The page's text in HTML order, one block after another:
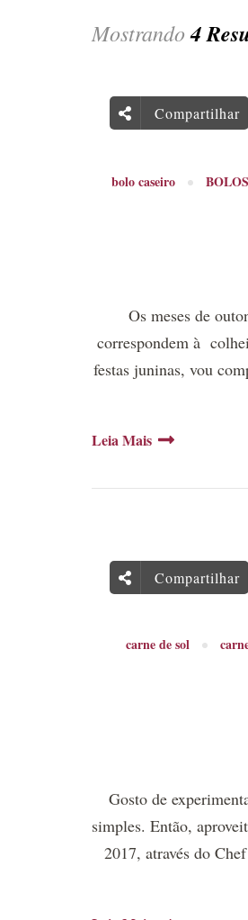
Mostrando4
Compartilhar
bolo caseiro BOLOS
Os meses de
correspondem à
festas juninas, vou
Leia Mais
Compartilhar
carne de sol
Gosto de
simples. Então,
2017, através do